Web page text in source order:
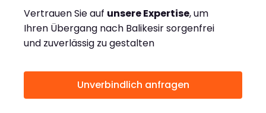
Vertrauen Sie auf unsere Expertise, um
Ihren Übergang nach Balikesir sorgenfrei
und zuverlässig zu gestalten
Unverbindlich anfragen